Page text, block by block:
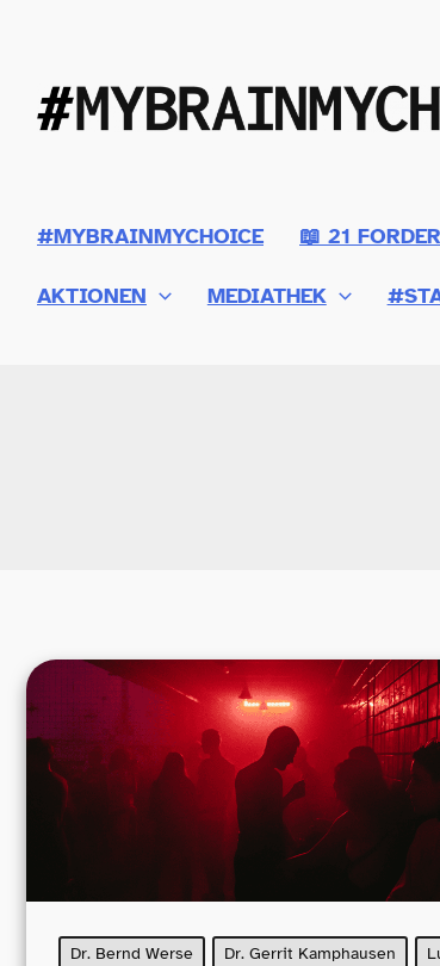
springen
#MYBRAINMYCHOICE 📖 21
AKTIONEN MEDIATHEK
Dr. Bernd Werse Dr. Gerrit Kamphausen